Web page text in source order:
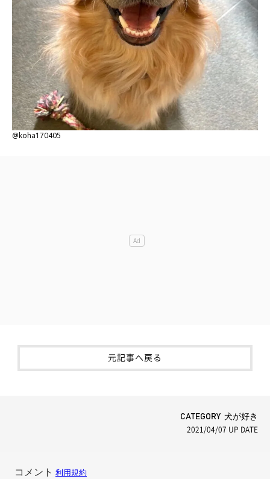
@koha170405
元記事へ戻る
CATEGORY 犬が好き
2021/04/07 UP DATE